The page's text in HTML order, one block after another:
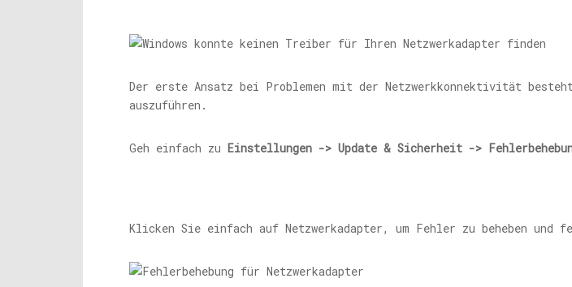
Der erste Ansatz bei Problemen mit der Netzwerkkonnektivität
auszuführen.
Geh einfach zu Einstellungen -> Update & Sicherheit ->
Klicken Sie einfach auf Netzwerkadapter, um Fehler zu beheben